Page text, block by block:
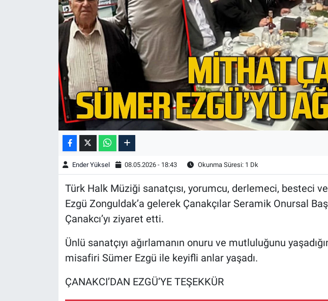
Ender Yüksel 08.05.2026 - 18:43 Okunma Süresi: 1 Dk
Türk Halk Müziği sanatçısı, yorumcu, derlemeci, besteci
Ezgü Zonguldak’a gelerek Çanakçılar Seramik Onursal
Çanakcı’yı ziyaret etti.
Ünlü sanatçıyı ağırlamanın onuru ve mutluluğunu
misafiri Sümer Ezgü ile keyifli anlar yaşadı.
ÇANAKCI’DAN EZGÜ’YE TEŞEKKÜR